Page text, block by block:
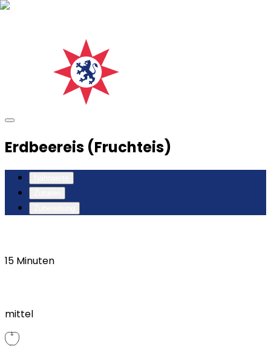
Erdbeereis (Fruchteis)
15 Minuten
mittel